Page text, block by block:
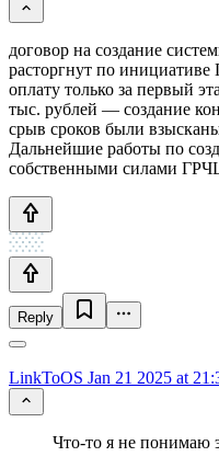
договор на создание
расторгнут по
оплату только за первый
тыс. рублей — создание
срыв сроков были
Дальнейшие работы по
собственными силами
Reply
LinkToOS Jan 21 2025 at
Что-то я не понимаю